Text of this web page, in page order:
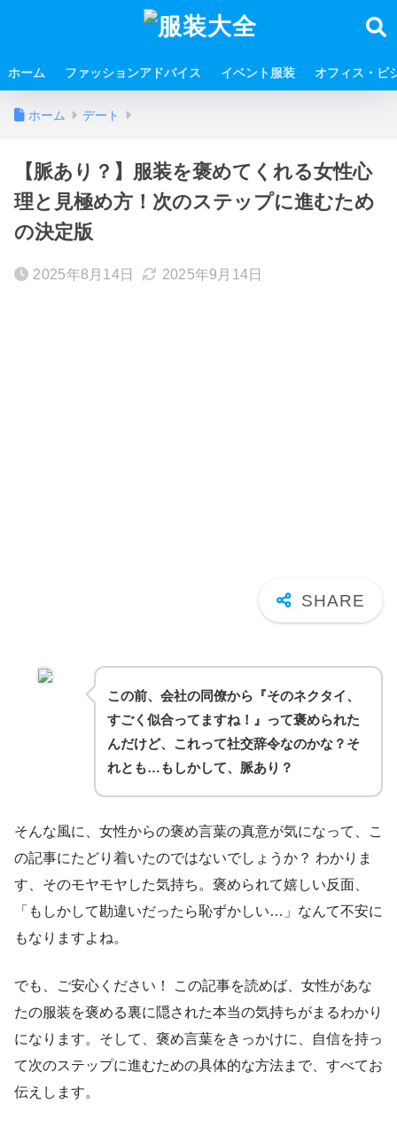
ホーム ファッションアドバイス イベント服装 オフィス・ビ
ホーム デート
【脈あり？】服装を褒めてくれる女性心
理と見極め方！次のステップに進むため
の決定版
2025年8月14日 2025年9月14日
この前、会社の同僚から『そのネクタイ、
すごく似合ってますね！』って褒められた
んだけど、これって社交辞令なのかな？そ
れとも…もしかして、脈あり？
そんな風に、女性からの褒め言葉の真意が気になって、こ
の記事にたどり着いたのではないでしょうか？ わかりま
す、そのモヤモヤした気持ち。褒められて嬉しい反面、
「もしかして勘違いだったら恥ずかしい…」なんて不安に
もなりますよね。
でも、ご安心ください！ この記事を読めば、女性があな
たの服装を褒める裏に隠された本当の気持ちがまるわかり
になります。そして、褒め言葉をきっかけに、自信を持っ
て次のステップに進むための具体的な方法まで、すべてお
伝えします。